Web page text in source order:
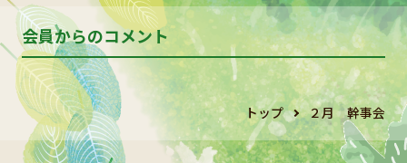
会員からのコメント
トップ ２月 幹事会